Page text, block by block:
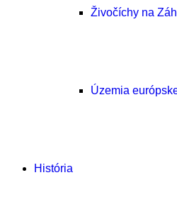
Živočíchy na
Územia
História